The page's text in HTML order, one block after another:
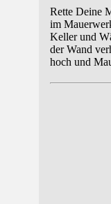
Rette Deine
im
Keller und
der Wand
hoch und